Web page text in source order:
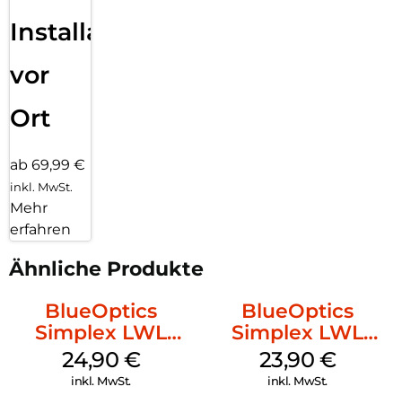
Installation
vor
Ort
ab 69,99 €
inkl. MwSt.
Mehr
erfahren
Ähnliche Produkte
BlueOptics
Simplex LWL
Patchkabel LC-
APC Singlemode
24,90 €
inkl. MwSt.
BlueOptics
Simplex LWL
Patchkabel LC-
APC Singlemode
23,90 €
inkl. MwSt.